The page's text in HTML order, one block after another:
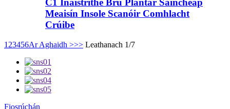
C1 Inaistrithe Brú Plantar Saincheap
Meaisín Insole Scanóir Comhlacht
Crúibe
1 23456Ar Aghaidh >>> Leathanach 1/7
Fiosrúchán